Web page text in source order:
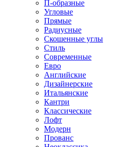
П-образные
Угловые
Прямые
Радиусные
Скошенные углы
Стиль
Современные
Евро
Английские
Дизайнерские
Итальянские
Кантри
Классические
Лофт
Модерн
Прованс